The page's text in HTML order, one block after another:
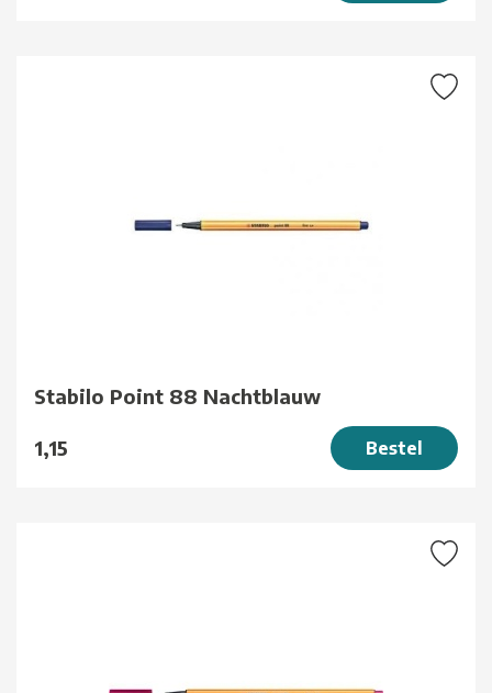
Stabilo Point 88 Nachtblauw
1,15 Bestel